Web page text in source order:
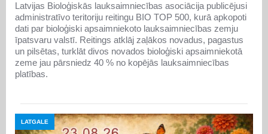
Latvijas Bioloģiskās lauksaimniecības asociācija publicējusi
administratīvo teritoriju reitingu BIO TOP 500, kurā apkopoti
dati par bioloģiski apsaimniekoto lauksaimniecības zemju
īpatsvaru valstī. Reitings atklāj zaļākos novadus, pagastus
un pilsētas, turklāt divos novados bioloģiski apsaimniekotā
zeme jau pārsniedz 40 % no kopējās lauksaimniecības
platības.
LATGALE